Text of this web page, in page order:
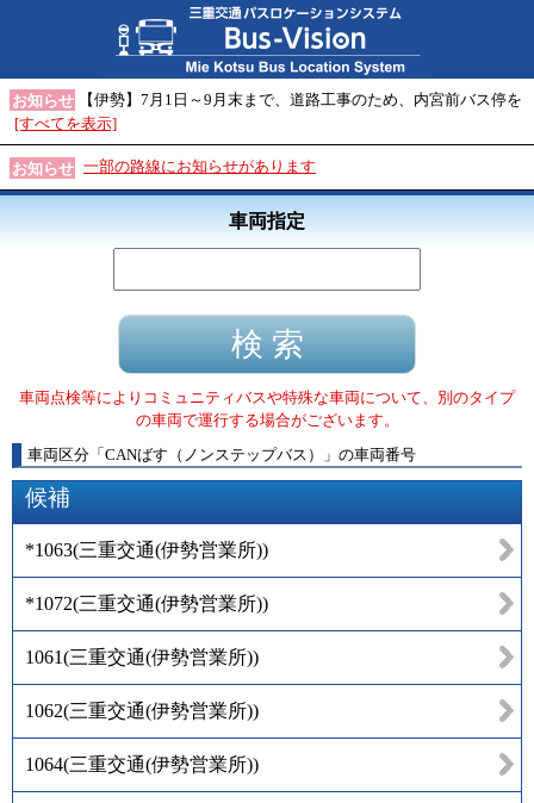
お知らせ
【伊勢】7月1日～9月末まで、道路工事のため、内宮前バス停を
[すべてを表示]
お知らせ 一部の路線にお知らせがあります
車両指定
車両点検等によりコミュニティバスや特殊な車両について、別のタイプ
の車両で運行する場合がございます。
車両区分 「 CANばす（ノンステップバス） 」 の車両番号
候補
*1063(三重交通(伊勢営業所))
*1072(三重交通(伊勢営業所))
1061(三重交通(伊勢営業所))
1062(三重交通(伊勢営業所))
1064(三重交通(伊勢営業所))